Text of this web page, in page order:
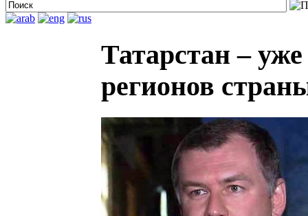
Татарстан –
регионов